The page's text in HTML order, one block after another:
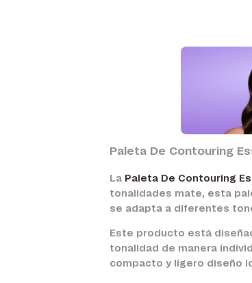
Paleta De Contouring
La Paleta De Contouring
tonalidades mate, esta
se adapta a diferentes
Este producto está
tonalidad de manera
compacto y ligero diseño